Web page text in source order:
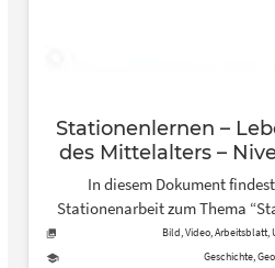
Stationenlernen –
des Mittelalters –
In diesem Dokument
Stationenarbeit zum Thema
QR-Codes sind kleine
eingebunden. In EInzel- und
Bild, Video, Arbeitsblatt,
Geschichte,